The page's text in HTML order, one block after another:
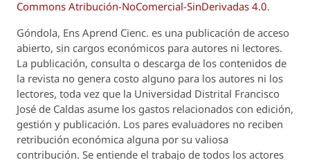
Commons Atribución-NoComercial-SinDerivadas 4.0.
Góndola, Ens Aprend Cienc. es una publicación de acceso
abierto, sin cargos económicos para autores ni lectores.
La publicación, consulta o descarga de los contenidos de
la revista no genera costo alguno para los autores ni los
lectores, toda vez que la Universidad Distrital Francisco
José de Caldas asume los gastos relacionados con edición,
gestión y publicación. Los pares evaluadores no reciben
retribución económica alguna por su valiosa
contribución. Se entiende el trabajo de todos los actores